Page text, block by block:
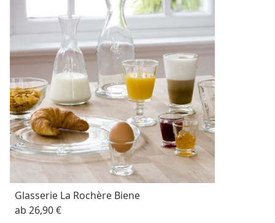
Glasserie La Rochère Biene
ab 26,90 €